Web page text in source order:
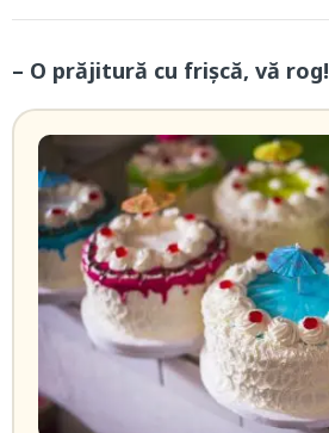
– O prăjitură cu frişcă, vă rog!